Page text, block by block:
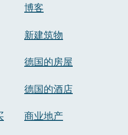
博客
新建筑物
德国的房屋
德国的酒店
商业地产